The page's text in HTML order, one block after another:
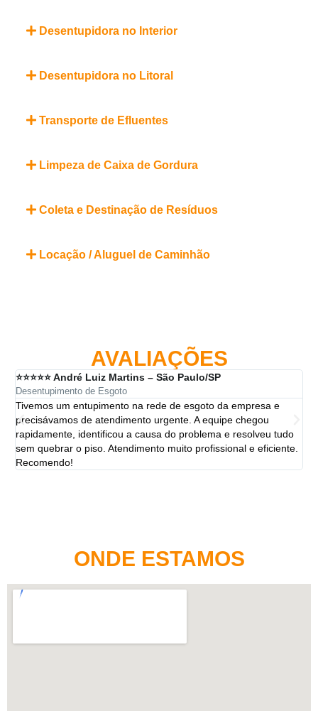
Desentupidora no Interior
Desentupidora no Litoral
Transporte de Efluentes
Limpeza de Caixa de Gordura
Coleta e Destinação de Resíduos
Locação / Aluguel de Caminhão
AVALIAÇÕES
⭐⭐⭐⭐⭐ André Luiz Martins – São Paulo/SP
Desentupimento de Esgoto
Tivemos um entupimento na rede de esgoto da empresa e
precisávamos de atendimento urgente. A equipe chegou
rapidamente, identificou a causa do problema e resolveu tudo
sem quebrar o piso. Atendimento muito profissional e eficiente.
Recomendo!
ONDE ESTAMOS